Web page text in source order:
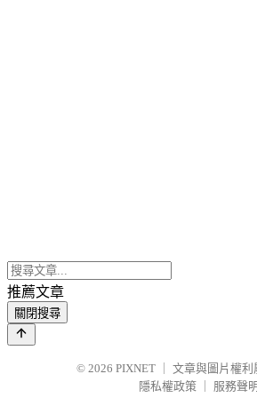
推薦文章
關閉搜尋
© 2026 PIXNET
文章與圖片權利
隱私權政策
服務聲明